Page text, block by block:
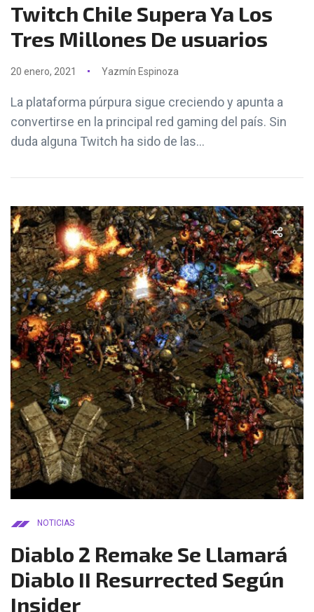
Twitch Chile Supera Ya Los
Tres Millones De usuarios
20 enero, 2021 Yazmín Espinoza
La plataforma púrpura sigue creciendo y apunta a
convertirse en la principal red gaming del país. Sin
duda alguna Twitch ha sido de las...
NOTICIAS
Diablo 2 Remake Se Llamará
Diablo II Resurrected Según
Insider